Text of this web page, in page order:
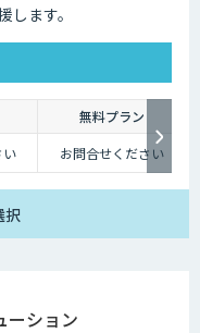
ます。
無料プラン
お問合せください
択
ーション